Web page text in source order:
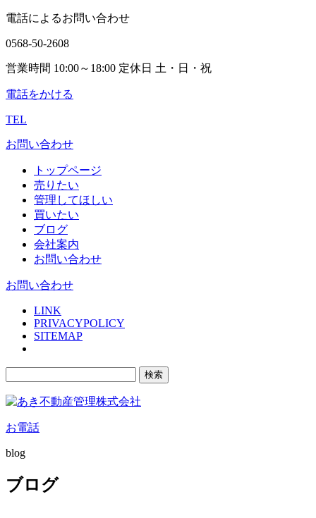
電話によるお問い合わせ
0568-50-2608
営業時間 10:00～18:00 定休日 土・日・祝
電話をかける
TEL
お問い合わせ
トップページ
売りたい
管理してほしい
買いたい
ブログ
会社案内
お問い合わせ
お問い合わせ
LINK
PRIVACYPOLICY
SITEMAP
お電話
blog
ブログ